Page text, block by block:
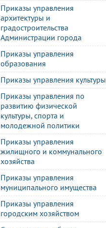
Приказы управления
архитектуры и
градостроительства
Администрации города
Приказы управления
образования
Приказы управления культуры
Приказы управления по
развитию физической
культуры, спорта и
молодежной политики
Приказы управления
жилищного и коммунального
хозяйства
Приказы управления
муниципального имущества
Приказы управления
городским хозяйством